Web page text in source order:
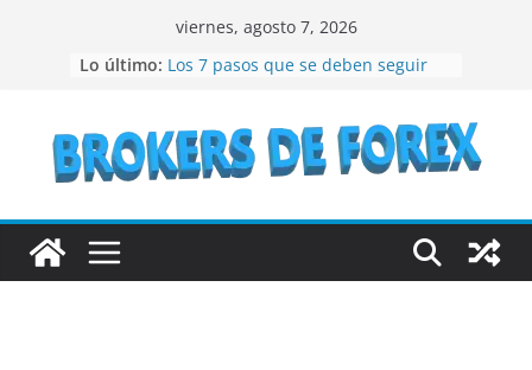
viernes, agosto 7, 2026
Lo último: Los 7 pasos que se deben seguir
¿Vale la pena considerar la
inversión en acciones de IBM en el
año 2023?
invertir en bonos del Estado
Recomendaciones a seguir si se
quiere especular en bolsa